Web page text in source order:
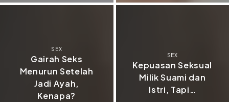
SEX
Gairah Seks
Menurun Setelah
Jadi Ayah,
Kenapa?
SEX
Kepuasan Seksual
Milik Suami dan
Istri, Tapi…